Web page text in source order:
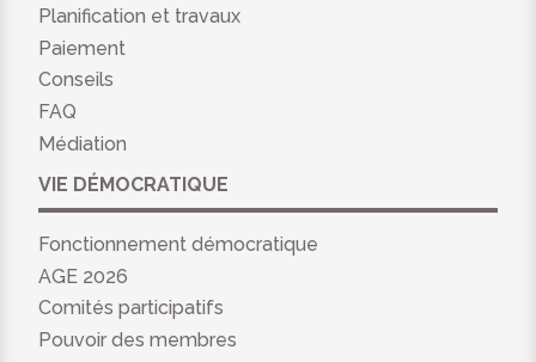
Planification et travaux
Paiement
Conseils
FAQ
Médiation
VIE DÉMOCRATIQUE
Fonctionnement démocratique
AGE 2026
Comités participatifs
Pouvoir des membres